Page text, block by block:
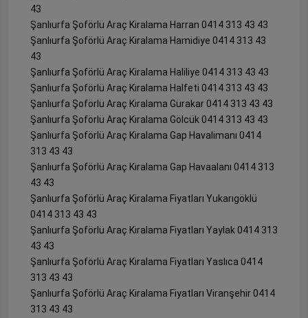
43
Şanlıurfa Şoförlü Araç Kiralama Harran 0414 313 43 43
Şanlıurfa Şoförlü Araç Kiralama Hamidiye 0414 313 43
43
Şanlıurfa Şoförlü Araç Kiralama Haliliye 0414 313 43 43
Şanlıurfa Şoförlü Araç Kiralama Halfeti 0414 313 43 43
Şanlıurfa Şoförlü Araç Kiralama Gürakar 0414 313 43 43
Şanlıurfa Şoförlü Araç Kiralama Gölcük 0414 313 43 43
Şanlıurfa Şoförlü Araç Kiralama Gap Havalimanı 0414
313 43 43
Şanlıurfa Şoförlü Araç Kiralama Gap Havaalanı 0414 313
43 43
Şanlıurfa Şoförlü Araç Kiralama Fiyatları Yukarıgöklü
0414 313 43 43
Şanlıurfa Şoförlü Araç Kiralama Fiyatları Yaylak 0414 313
43 43
Şanlıurfa Şoförlü Araç Kiralama Fiyatları Yaslıca 0414
313 43 43
Şanlıurfa Şoförlü Araç Kiralama Fiyatları Viranşehir 0414
313 43 43